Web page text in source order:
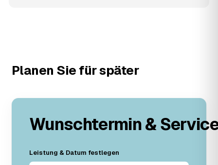
Planen Sie für später
Wunschtermin &
Leistung & Datum festlegen